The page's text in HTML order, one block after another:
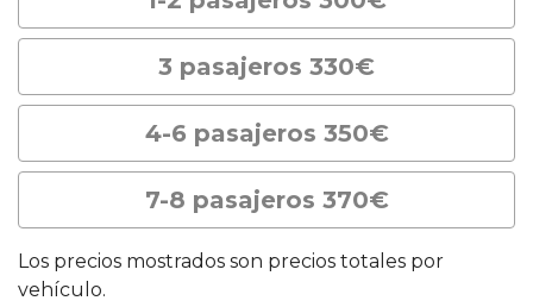
3 pasajeros 330€
4-6 pasajeros 350€
7-8 pasajeros 370€
Los precios mostrados son precios totales por
vehículo.